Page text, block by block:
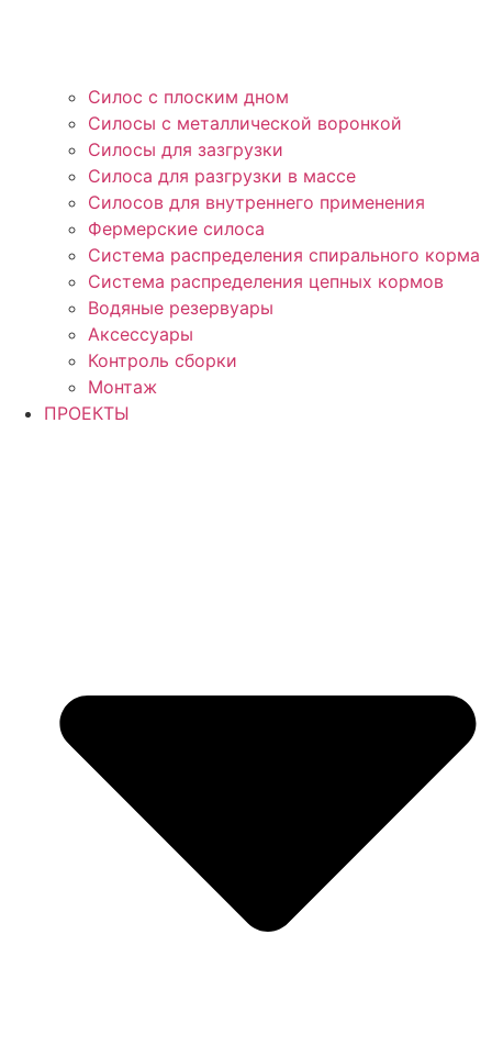
Силос с плоским дном
Силосы с металлической воронкой
Силосы для зазгрузки
Силоса для разгрузки в массе
Силосов для внутреннего применения
Фермерские силоса
Система распределения спирального корма
Система распределения цепных кормов
Водяные резервуары
Аксессуары
Контроль сборки
Монтаж
ПРОЕКТЫ